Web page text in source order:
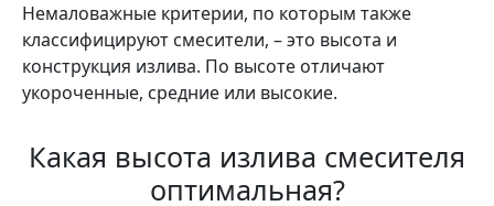
Немаловажные критерии, по которым также
классифицируют смесители, – это высота и
конструкция излива. По высоте отличают
укороченные, средние или высокие.
Какая высота излива смесителя
оптимальная?